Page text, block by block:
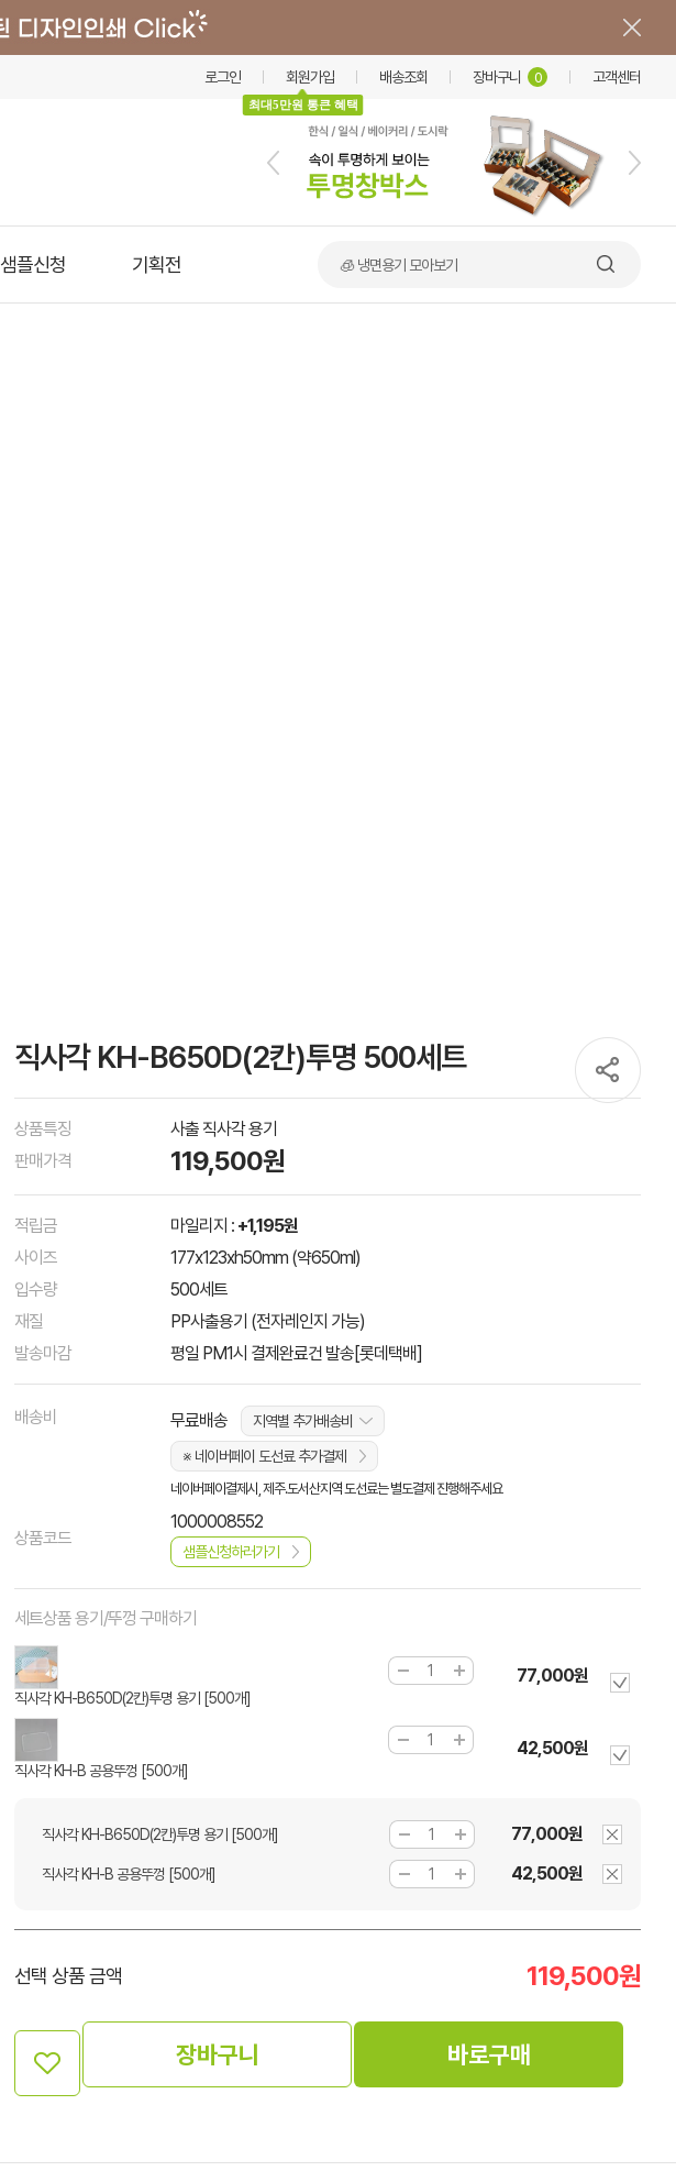
로그인 회원가입
최대5만원 통큰 혜택
배송조회 장바구니 0 고객센터
샘플신청 기획전 🍲 덮밥·비빔밥 가마솥용기
직사각 KH-B650D(2칸)투명 500세트
상품특징
사출 직사각 용기
판매가격
119,500원
적립금 마일리지 : +1,195원
사이즈
177x123xh50mm (약650ml)
입수량
500세트
재질
PP사출용기 (전자레인지 가능)
발송마감
평일 PM1시 결제완료건 발송[롯데택배]
배송비 무료배송
지역별 추가배송비
※ 네이버페이 도선료 추가결제
네이버페이결제시, 제주.도서산지역 도선료는 별도결제 진행해주세요
상품코드
1000008552
샘플신청하러가기
세트상품 용기/뚜껑 구매하기
직사각 KH-B650D(2칸)투명 용기 [500개]
77,000원
직사각 KH-B 공용뚜껑 [500개]
42,500원
직사각 KH-B650D(2칸)투명 용기 [500개] 77,000원
직사각 KH-B 공용뚜껑 [500개] 42,500원
선택 상품 금액 119,500원
장바구니 바로구매